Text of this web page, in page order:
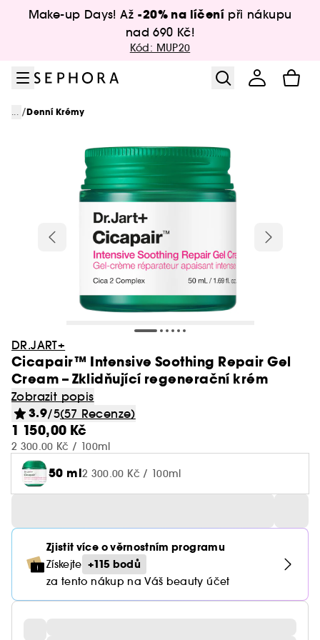
Přejít na hlavní obsah
Make-up Days! Až -20% na líčení při nákupu
nad 690 Kč!
Kód: MUP20
... /Denní Krémy
DR.JART+
Cicapair™ Intensive Soothing Repair Gel
Cream – Zklidňující regenerační krém
Zobrazit popis
3.9/5(57 Recenze)
1 150,00 Kč
2 300.00 Kč / 100ml
50 ml2 300.00 Kč / 100ml
Zjistit více o věrnostním programu
Získejte +115 bodů
za tento nákup na Váš beauty účet